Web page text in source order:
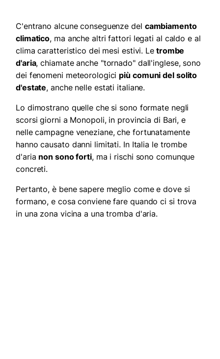
C'entrano alcune conseguenze del cambiamento
climatico, ma anche altri fattori legati al caldo e al
clima caratteristico dei mesi estivi. Le trombe
d'aria, chiamate anche "tornado" dall'inglese, sono
dei fenomeni meteorologici più comuni del solito
d'estate, anche nelle estati italiane.
Lo dimostrano quelle che si sono formate negli
scorsi giorni a Monopoli, in provincia di Bari, e
nelle campagne veneziane, che fortunatamente
hanno causato danni limitati. In Italia le trombe
d'aria non sono forti, ma i rischi sono comunque
concreti.
Pertanto, è bene sapere meglio come e dove si
formano, e cosa conviene fare quando ci si trova
in una zona vicina a una tromba d'aria.